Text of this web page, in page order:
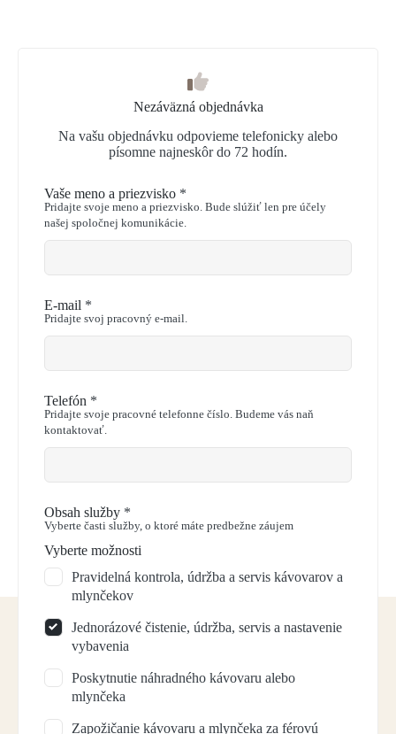
Nezáväzná objednávka
Na vašu objednávku odpovieme telefonicky alebo
písomne najneskôr do 72 hodín.
Ponechať
toto
pole
prázdne
Vaše meno a priezvisko *
Pridajte svoje meno a priezvisko. Bude slúžiť len pre účely
našej spoločnej komunikácie.
E-mail *
Pridajte svoj pracovný e-mail.
Telefón *
Pridajte svoje pracovné telefonne číslo. Budeme vás naň
kontaktovať.
Obsah služby *
Vyberte časti služby, o ktoré máte predbežne záujem
Vyberte možnosti
Pravidelná kontrola, údržba a servis kávovarov a
mlynčekov
Jednorázové čistenie, údržba, servis a nastavenie
vybavenia
Poskytnutie náhradného kávovaru alebo
mlynčeka
Zapožičanie kávovaru a mlynčeka za férovú